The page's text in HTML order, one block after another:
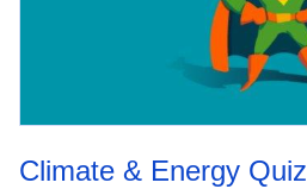
Climate & Energy Quiz